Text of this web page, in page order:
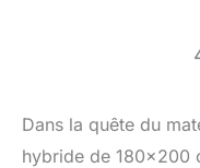
Dans la quête du
hybride de 180×200